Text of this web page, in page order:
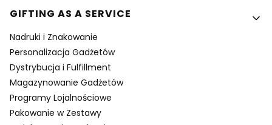
GIFTING AS A SERVICE
Nadruki i Znakowanie
Personalizacja Gadżetów
Dystrybucja i Fulfillment
Magazynowanie Gadżetów
Programy Lojalnościowe
Pakowanie w Zestawy